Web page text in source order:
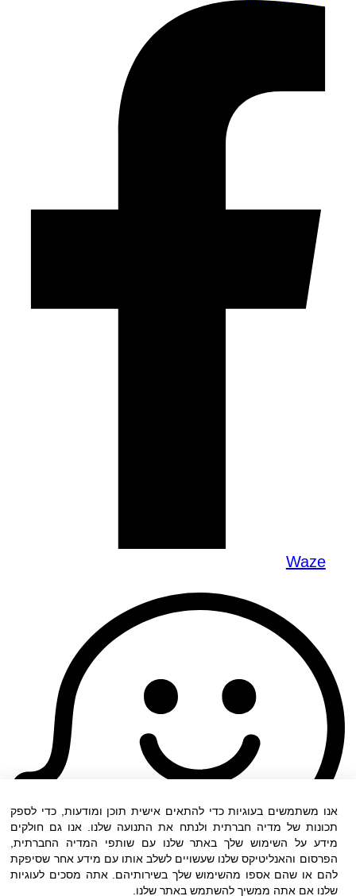
Waze
אנו משתמשים בעוגיות כדי להתאים אישית תוכן ומודעות, כדי לספק
תכונות של מדיה חברתית ולנתח את התנועה שלנו. אנו גם חולקים
מידע על השימוש שלך באתר שלנו עם שותפי המדיה החברתית,
הפרסום והאנליטיקס שלנו שעשויים לשלב אותו עם מידע אחר שסיפקת
להם או שהם אספו מהשימוש שלך בשירותיהם. אתה מסכים לעוגיות
שלנו אם אתה ממשיך להשתמש באתר שלנו.